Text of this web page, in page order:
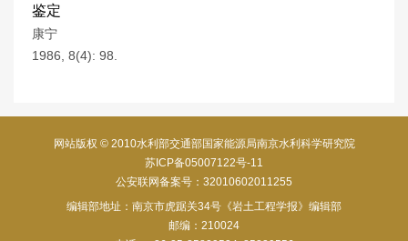
鉴定
康宁
1986, 8(4): 98.
网站版权 © 2010水利部交通部国家能源局南京水利科学研究院
苏ICP备05007122号-11
公安联网备案号：32010602011255
编辑部地址：南京市虎踞关34号《岩土工程学报》编辑部
邮编：210024